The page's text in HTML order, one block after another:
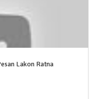
Lakon Ratna